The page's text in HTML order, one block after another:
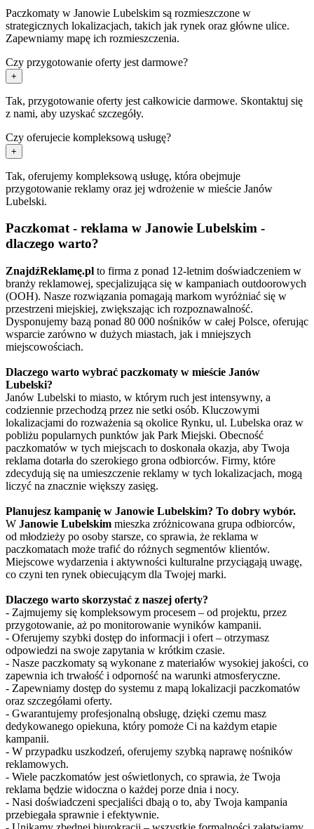
Paczkomaty w Janowie Lubelskim są rozmieszczone w
strategicznych lokalizacjach, takich jak rynek oraz główne ulice.
Zapewniamy mapę ich rozmieszczenia.
Czy przygotowanie oferty jest darmowe?
+
Tak, przygotowanie oferty jest całkowicie darmowe. Skontaktuj się
z nami, aby uzyskać szczegóły.
Czy oferujecie kompleksową usługę?
+
Tak, oferujemy kompleksową usługę, która obejmuje
przygotowanie reklamy oraz jej wdrożenie w mieście Janów
Lubelski.
Paczkomat - reklama w Janowie Lubelskim -
dlaczego warto?
ZnajdźReklamę.pl to firma z ponad 12-letnim doświadczeniem w
branży reklamowej, specjalizująca się w kampaniach outdoorowych
(OOH). Nasze rozwiązania pomagają markom wyróżniać się w
przestrzeni miejskiej, zwiększając ich rozpoznawalność.
Dysponujemy bazą ponad 80 000 nośników w całej Polsce, oferując
wsparcie zarówno w dużych miastach, jak i mniejszych
miejscowościach.
Dlaczego warto wybrać paczkomaty w mieście Janów
Lubelski?
Janów Lubelski to miasto, w którym ruch jest intensywny, a
codziennie przechodzą przez nie setki osób. Kluczowymi
lokalizacjami do rozważenia są okolice Rynku, ul. Lubelska oraz w
pobliżu popularnych punktów jak Park Miejski. Obecność
paczkomatów w tych miejscach to doskonała okazja, aby Twoja
reklama dotarła do szerokiego grona odbiorców. Firmy, które
zdecydują się na umieszczenie reklamy w tych lokalizacjach, mogą
liczyć na znacznie większy zasięg.
Planujesz kampanię w Janowie Lubelskim? To dobry wybór.
W Janowie Lubelskim mieszka zróżnicowana grupa odbiorców,
od młodzieży po osoby starsze, co sprawia, że reklama w
paczkomatach może trafić do różnych segmentów klientów.
Miejscowe wydarzenia i aktywności kulturalne przyciągają uwagę,
co czyni ten rynek obiecującym dla Twojej marki.
Dlaczego warto skorzystać z naszej oferty?
- Zajmujemy się kompleksowym procesem – od projektu, przez
przygotowanie, aż po monitorowanie wyników kampanii.
- Oferujemy szybki dostęp do informacji i ofert – otrzymasz
odpowiedzi na swoje zapytania w krótkim czasie.
- Nasze paczkomaty są wykonane z materiałów wysokiej jakości, co
zapewnia ich trwałość i odporność na warunki atmosferyczne.
- Zapewniamy dostęp do systemu z mapą lokalizacji paczkomatów
oraz szczegółami oferty.
- Gwarantujemy profesjonalną obsługę, dzięki czemu masz
dedykowanego opiekuna, który pomoże Ci na każdym etapie
kampanii.
- W przypadku uszkodzeń, oferujemy szybką naprawę nośników
reklamowych.
- Wiele paczkomatów jest oświetlonych, co sprawia, że Twoja
reklama będzie widoczna o każdej porze dnia i nocy.
- Nasi doświadczeni specjaliści dbają o to, aby Twoja kampania
przebiegała sprawnie i efektywnie.